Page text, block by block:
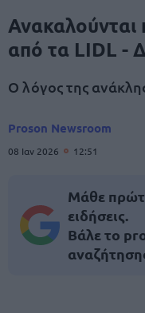
Ανακαλούνται
από τα LIDL -
Ο λόγος της
Proson Newsroom
08 Ιαν 2026 12:51
Μάθε
ειδήσεις.
Βάλε το